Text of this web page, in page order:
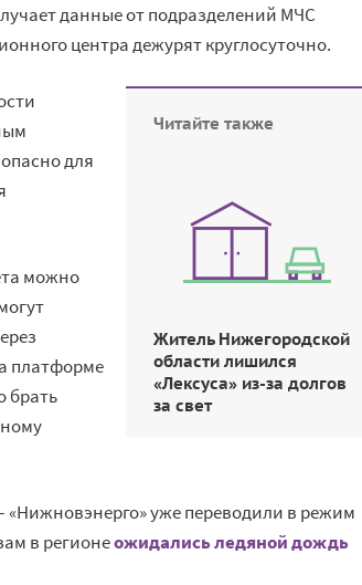
данные от подразделений МЧС
центра дежурят круглосуточно.
Читайте также
Житель Нижегородской
области лишился
«Лексуса» из-за долгов
за свет
для
можно
платформе
брать
уже переводили в режим
в регионеожидались ледяной дождь